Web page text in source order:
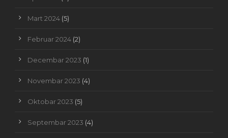
Mart 2024 (5)
Februar 2024 (2)
Decembar 2023 (1)
Novembar 2023 (4)
Oktobar 2023 (5)
Septembar 2023 (4)